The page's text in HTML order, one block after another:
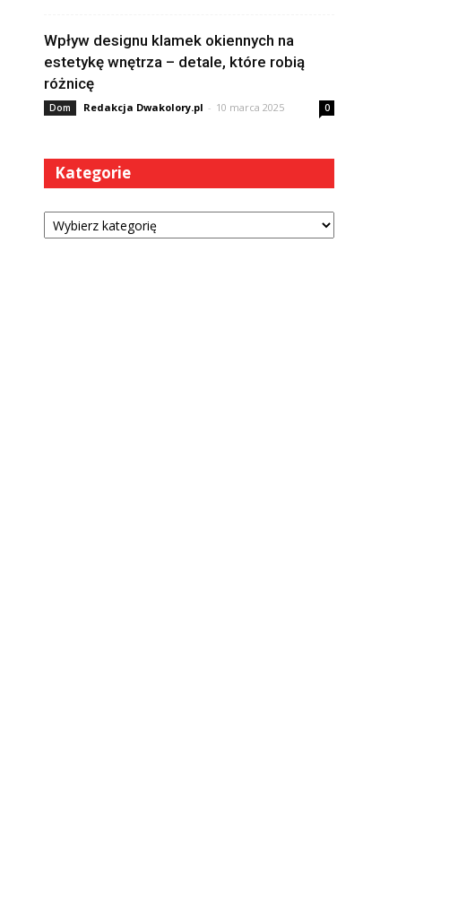
Wpływ designu klamek okiennych na
estetykę wnętrza – detale, które robią
różnicę
Dom Redakcja Dwakolory.pl - 10 marca 2025 0
Kategorie
Kategorie